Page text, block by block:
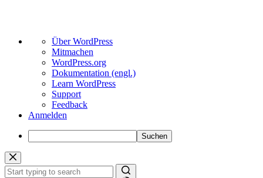
Über
WordPress
Über WordPress
Mitmachen
WordPress.org
Dokumentation (engl.)
Learn WordPress
Support
Feedback
Anmelden
Suchen
Zum
Inhalt